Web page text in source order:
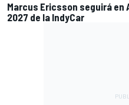
Marcus Ericsson seguirá
2027 de la IndyCar